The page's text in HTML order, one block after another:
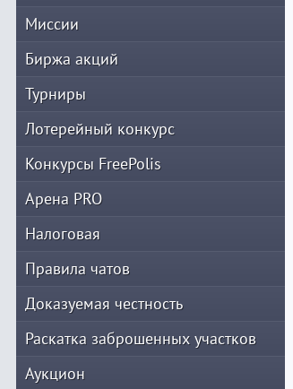
Миссии
Биржа акций
Турниры
Лотерейный конкурс
Конкурсы FreePolis
Арена PRO
Налоговая
Правила чатов
Доказуемая честность
Раскатка заброшенных участков
Аукцион